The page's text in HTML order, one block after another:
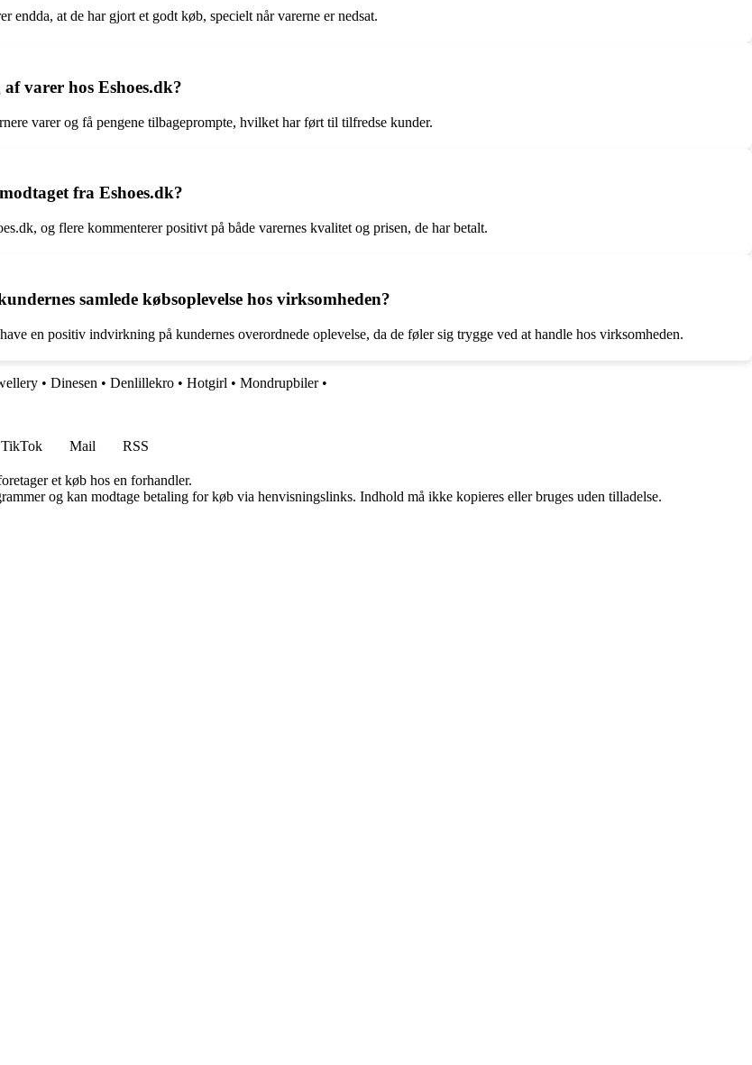
endda, at de har gjort et godt køb, specielt når varerne er nedsat.
varer hos Eshoes.dk?
varer og få pengene tilbageprompte, hvilket har ført til tilfredse kunder.
fra Eshoes.dk?
og flere kommenterer positivt på både varernes kvalitet og prisen, de har betalt.
samlede købsoplevelse hos virksomheden?
en positiv indvirkning på kundernes overordnede oplevelse, da de føler sig trygge ved at handle hos virksomheden.
• Dinesen • Denlillekro • Hotgirl • Mondrupbiler•
TikTok Mail
RSS
et køb hos en forhandler.
og kan modtage betaling for køb via henvisningslinks. Indhold må ikke kopieres eller bruges uden tilladelse.